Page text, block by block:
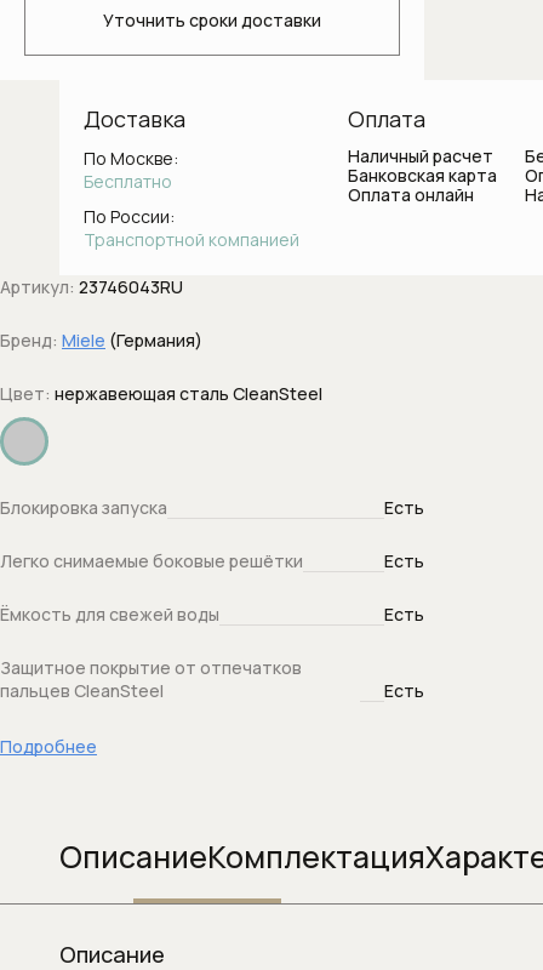
Светильники для ванной комнаты
Стаканы и держатели для зубных
Боковые форсунки
Держатели душа
Диверторы
Душевые кронштейны (для верхнего
Душевые стойки
Артикул: 23746043RU
Бренд: Miele (Германия)
Цвет: нержавеющая сталь CleanSteel
Блокировка запуска Есть
Легко снимаемые боковые решётки Есть
Ёмкость для свежей воды Есть
Защитное покрытие от отпечатков
пальцев CleanSteel
Есть
Подробнее
Уточнить сроки доставки
Доставка
По Москве:
Бесплатно
По России:
Транспортной компанией
Оплата
Наличный расчет
Банковская карта
Оплата онлайн
ОписаниеКомплектация
Описание